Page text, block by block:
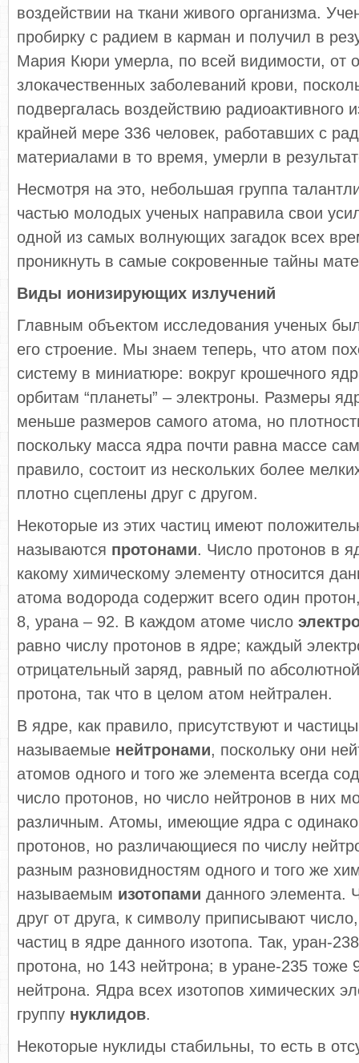
воздействии на ткани живого организма.
пробирку с радием в карман и получил в
Мария Кюри умерла, по всей видимости, от
злокачественных заболеваний крови,
подвергалась воздействию радиоактивного
крайней мере 336 человек, работавших с
материалами в то время, умерли в
Несмотря на это, небольшая группа
частью молодых ученых направила свои
одной из самых волнующих загадок всех
проникнуть в самые сокровенные тайны
Виды ионизирующих излучений
Главным объектом исследования ученых
его строение. Мы знаем теперь, что атом
систему в миниатюре: вокруг крошечного
орбитам “планеты” – электроны. Размеры
меньше размеров самого атома, но
поскольку масса ядра почти равна массе
правило, состоит из нескольких более
плотно сцеплены друг с другом.
Некоторые из этих частиц имеют
называются протонами. Число протонов в
какому химическому элементу относится
атома водорода содержит всего один
8, урана – 92. В каждом атоме число
равно числу протонов в ядре; каждый
отрицательный заряд, равный по
протона, так что в целом атом нейтрален.
В ядре, как правило, присутствуют и
называемые нейтронами, поскольку они
атомов одного и того же элемента всегда
число протонов, но число нейтронов в них
различным. Атомы, имеющие ядра с
протонов, но различающиеся по числу
разным разновидностям одного и того же
называемым изотопами данного элемента.
друг от друга, к символу приписывают
частиц в ядре данного изотопа. Так, уран-
протона, но 143 нейтрона; в уране-235 тоже
нейтрона. Ядра всех изотопов химических
группу нуклидов.
Некоторые нуклиды стабильны, то есть в